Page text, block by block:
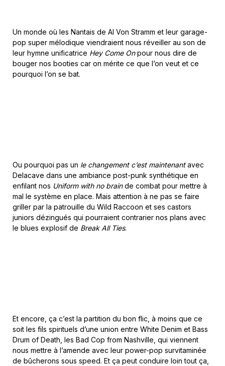
Un monde où les Nantais de Al Von Stramm et leur garage-
pop super mélodique viendraient nous réveiller au son de
leur hymne unificatrice Hey Come Onpour nous dire de
bouger nos booties car on mérite ce que l’on veut et ce
pourquoi l’on se bat.
Ou pourquoi pas un le changement c’est maintenantavec
Delacave dans une ambiance post-punk synthétique en
enfilant nos Uniform with no brainde combat pour mettre à
mal le système en place. Mais attention à ne pas se faire
griller par la patrouille du Wild Raccoon et ses castors
juniors dézingués qui pourraient contrarier nos plans avec
le blues explosif de Break All Ties.
Et encore, ça c’est la partition du bon flic, à moins que ce
soit les fils spirituels d’une union entre White Denim et Bass
Drum of Death, les Bad Cop from Nashville, qui viennent
nous mettre à l’amende avec leur power-pop survitaminée
de bûcherons sous speed. Et ça peut conduire loin tout ça,